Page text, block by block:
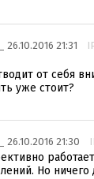
_ 26.10.2016 21:31
от себя
уже стоит?
_ 26.10.2016 21:30
Но